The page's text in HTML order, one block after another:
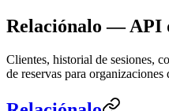
Relaciónalo — API
Clientes, historial de sesiones,
de reservas para organizaciones